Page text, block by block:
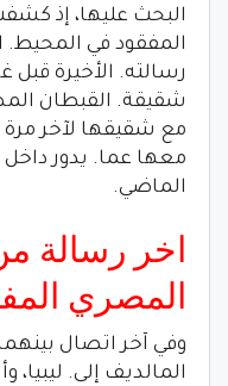
البحث عليها، إذ
المفقود في
رسالته. الأخيرة قبل
شقيقة. القبطان
معها عما. يدور
الماضي.
اخر رسالة
المصري
وفي آخر اتصال
المالديف إلى.